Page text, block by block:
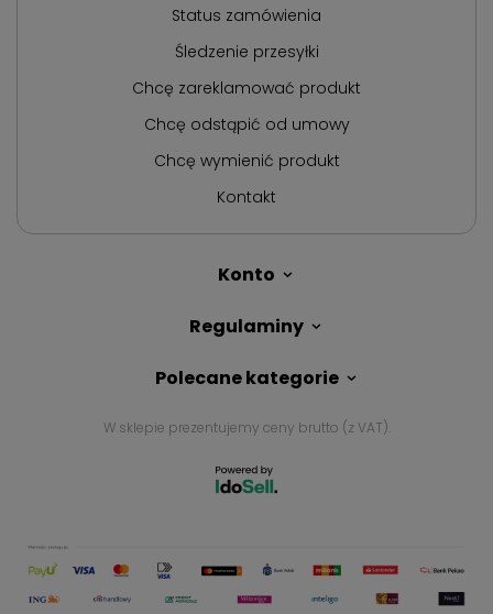
Status zamówienia
Śledzenie przesyłki
Chcę zareklamować produkt
Chcę odstąpić od umowy
Chcę wymienić produkt
Kontakt
Konto
Regulaminy
Polecane kategorie
W sklepie prezentujemy ceny brutto (z VAT).